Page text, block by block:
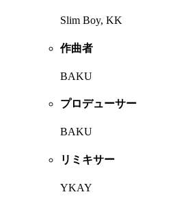
Slim Boy, KK
作曲者
BAKU
プロデューサー
BAKU
リミキサー
YKAY